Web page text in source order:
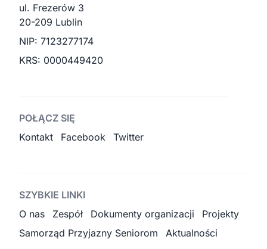
ul. Frezerów 3
20-209 Lublin
NIP: 7123277174
KRS: 0000449420
POŁĄCZ SIĘ
Kontakt
Facebook Twitter
SZYBKIE LINKI
O nas
Zespół Dokumenty organizacji
Projekty
Samorząd Przyjazny Seniorom
Aktualności